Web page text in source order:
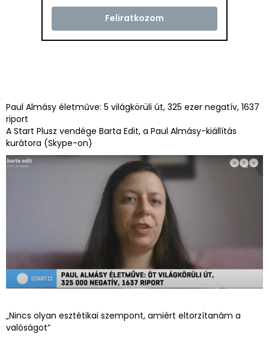
Paul Almásy életműve: 5 világkörüli út, 325 ezer negatív, 1637
riport
A Start Plusz vendége Barta Edit, a Paul Almásy-kiállítás
kurátora (Skype-on)
„Nincs olyan esztétikai szempont, amiért eltorzítanám a
valóságot”